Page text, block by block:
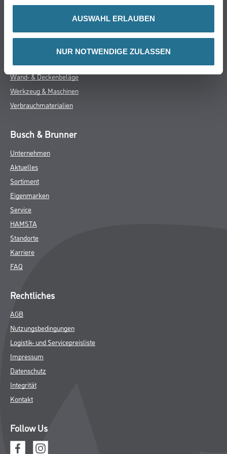
AUSWAHL ERLAUBEN
NUR NOTWENDIGE ZULASSEN
Farbe
Trockenbau
Putze- und Spachtelmassen
Wand- & Deckenbeläge
Werkzeug & Maschinen
Verbrauchmaterialien
Busch & Brunner
Unternehmen
Aktuelles
Sortiment
Eigenmarken
Service
HAMSTA
Standorte
Karriere
FAQ
Rechtliches
AGB
Nutzungsbedingungen
Logistik- und Servicepreisliste
Impressum
Datenschutz
Integrität
Kontakt
Follow Us